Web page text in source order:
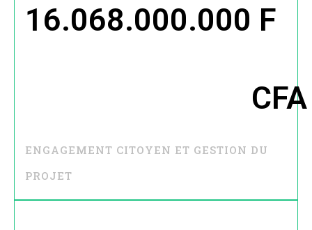
ENGAGEMENT CITOYEN ET GESTION DU
PROJET
16.068.000.000
CFA